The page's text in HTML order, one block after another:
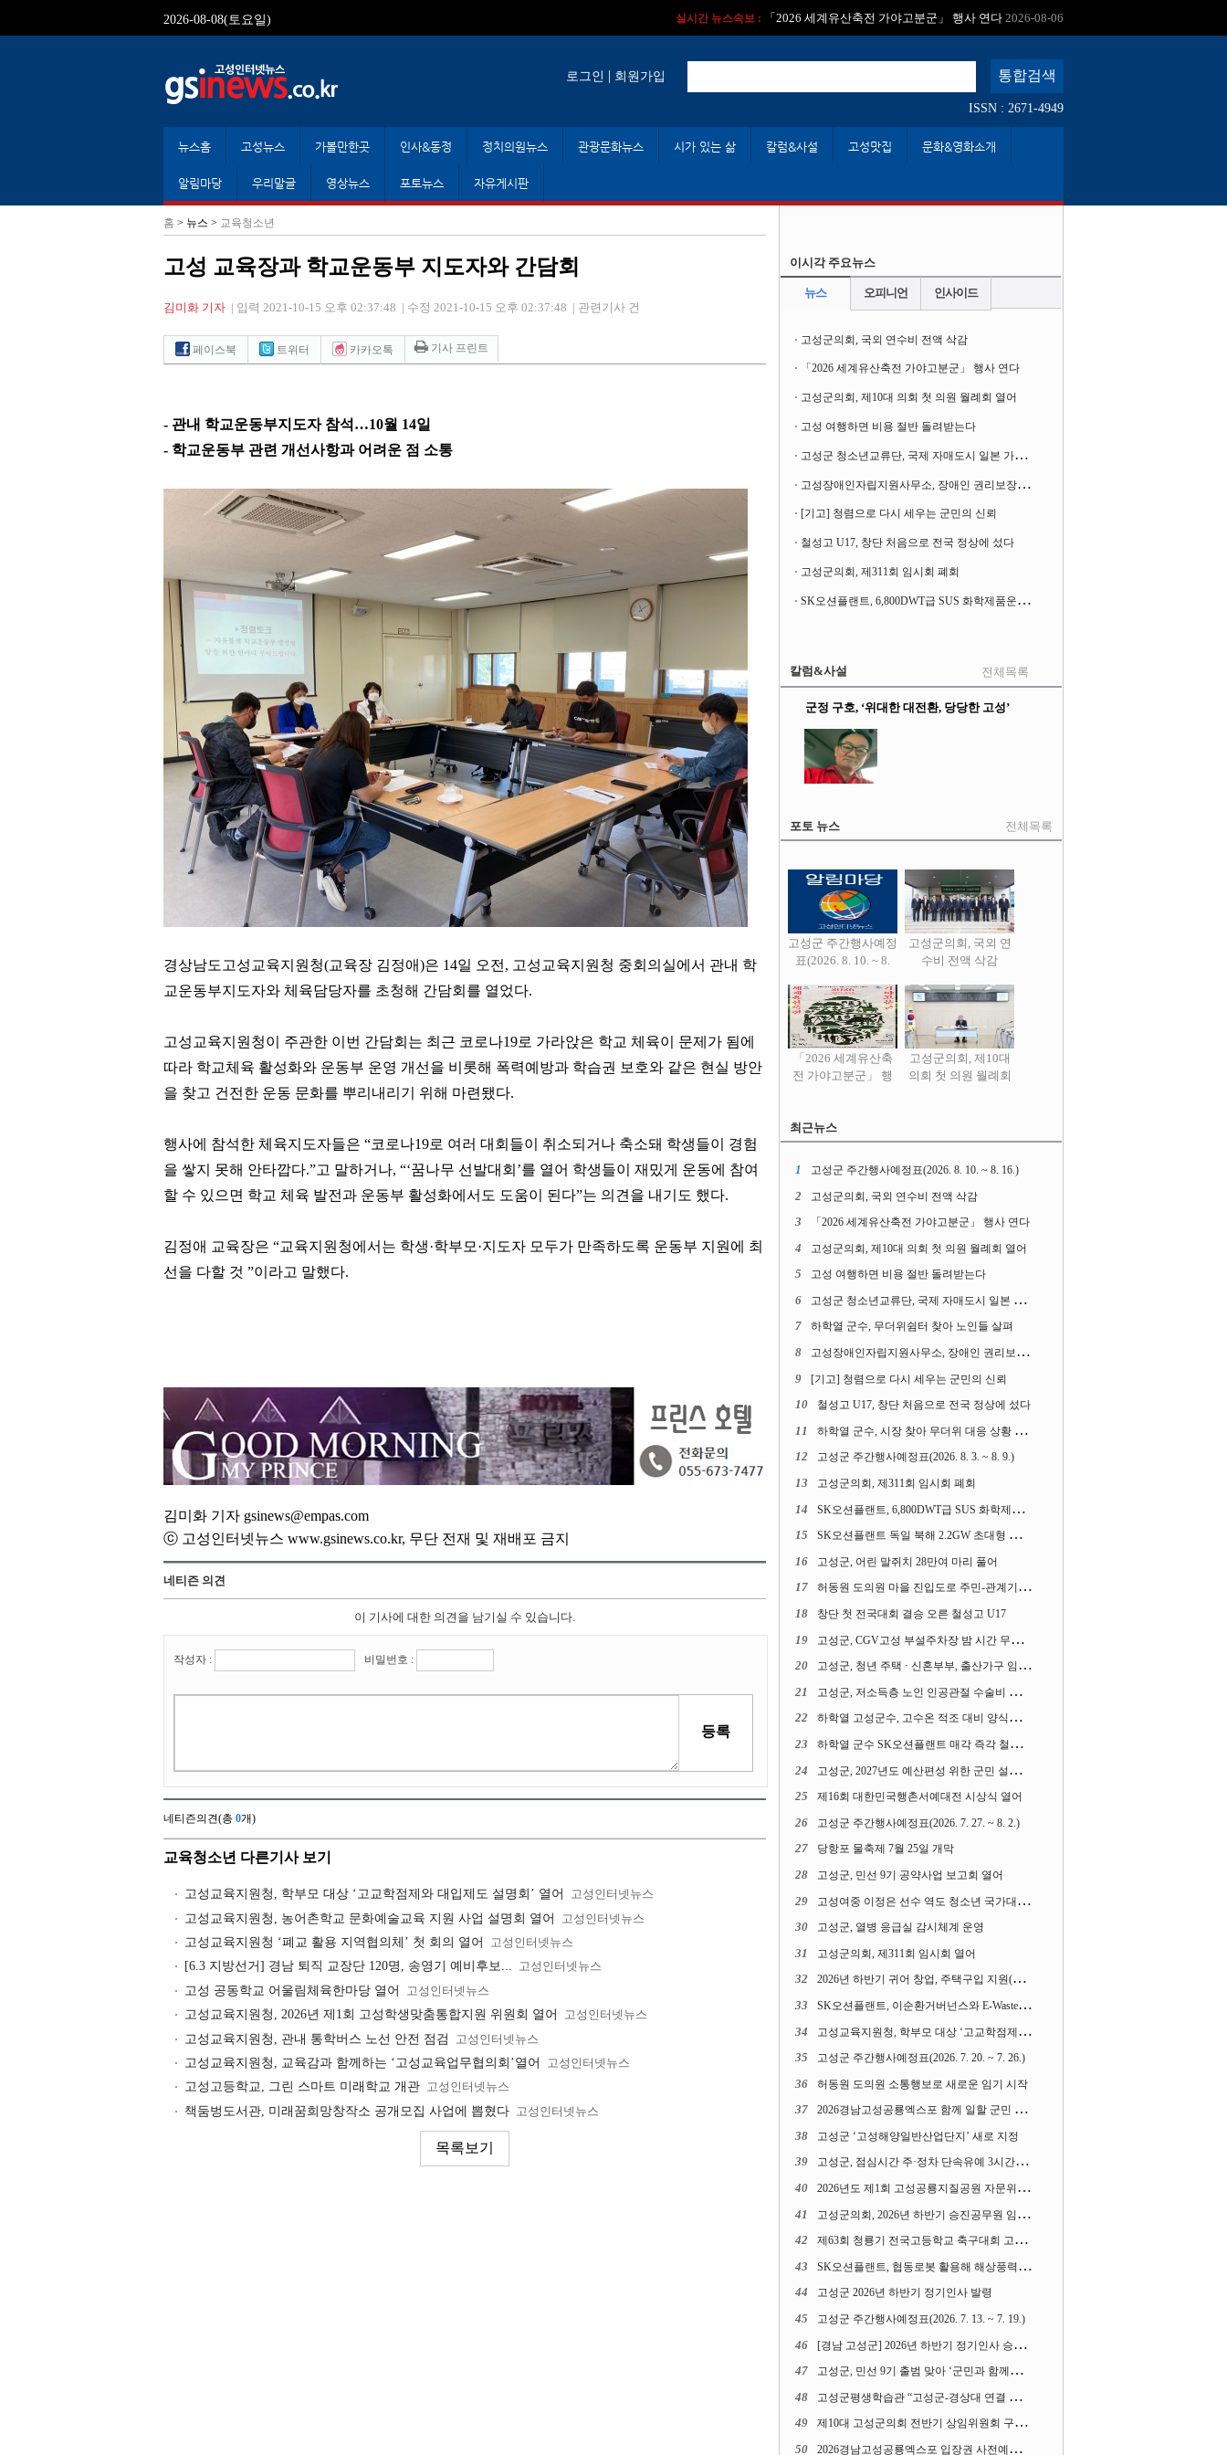
2026-08-08(토요일) 실시간 뉴스속보 : 「2026 세계유산축전 가야고분군」 행사 연다 2026-08-06
로그인 | 회원가입
ISSN : 2671-4949
뉴스홈 고성뉴스 가볼만한곳 인사&동정 정치의원뉴스 관광문화뉴스 시가 있는 삶 칼럼&사설 고성맛집 문화&영화소개
알림마당 우리말글 영상뉴스 포토뉴스 자유게시판
홈 > 뉴스 > 교육청소년
고성 교육장과 학교운동부 지도자와 간담회
김미화 기자 입력 2021-10-15 오후 02:37:48 수정 2021-10-15 오후 02:37:48 관련기사 건
페이스북 트위터 카카오톡 기사 프린트
- 관내 학교운동부지도자 참석 …10월 14일
- 학교운동부 관련 개선사항과 어려운 점 소통
경상남도고성교육지원청(교육장 김정애)은 14일 오전 , 고성교육지원청 중회의실에서 관내 학
교운동부지도자와 체육담당자를 초청해 간담회를 열었다.
고성교육지원청이 주관한 이번 간담회는 최근 코로나19로 가라앉은 학교 체육이 문제가 됨에
따라 학교체육 활성화와 운동부 운영 개선을 비롯해 폭력예방과 학습권 보호와 같은 현실 방안
을 찾고 건전한 운동 문화를 뿌리내리기 위해 마련됐다.
행사에 참석한 체육지도자들은 “코로나19로 여러 대회들이 취소되거나 축소돼 학생들이 경험
을 쌓지 못해 안타깝다.”고 말하거나, “‘꿈나무 선발대회 ’를 열어 학생들이 재밌게 운동에 참여
할 수 있으면 학교 체육 발전과 운동부 활성화에서도 도움이 된다”는 의견을 내기도 했다.
김정애 교육장은 “교육지원청에서는 학생·학부모 ·지도자 모두가 만족하도록 운동부 지원에 최
선을 다할 것 ”이라고 말했다.
김미화 기자 gsinews@empas.com
ⓒ 고성인터넷뉴스 www.gsinews.co.kr, 무단 전재 및 재배포 금지
네티즌 의견
이 기사에 대한 의견을 남기실 수 있습니다.
작성자 : 비밀번호 :
네티즌의견(총 0개)
교육청소년 다른기사 보기
고성교육지원청, 학부모 대상 ‘고교학점제와 대입제도 설명회’ 열어
고성인터넷뉴스
고성교육지원청, 농어촌학교 문화예술교육 지원 사업 설명회 열어
고성인터넷뉴스
고성교육지원청 ‘폐교 활용 지역협의체’ 첫 회의 열어
고성인터넷뉴스
[6.3 지방선거] 경남 퇴직 교장단 120명, 송영기 예비후보... 고성인터넷뉴스
고성 공동학교 어울림체육한마당 열어
고성인터넷뉴스
고성교육지원청, 2026년 제1회 고성학생맞춤통합지원 위원회 열어
고성인터넷뉴스
고성교육지원청, 관내 통학버스 노선 안전 점검
고성인터넷뉴스
고성교육지원청, 교육감과 함께하는 ‘고성교육업무협의회’열어
고성인터넷뉴스
고성고등학교, 그린 스마트 미래학교 개관 고성인터넷뉴스
책둠벙도서관, 미래꿈희망창작소 공개모집 사업에 뽑혔다 고성인터넷뉴스
이시각 주요뉴스
뉴스 오피니언 인사이드
고성군의회, 국외 연수비 전액 삭감
「2026 세계유산축전 가야고분군」 행사 연다
고성군의회, 제10대 의회 첫 의원 월례회 열어
고성 여행하면 비용 절반 돌려받는다
고
성군 청소년교류단, 국제 자매도시 일본 가사오카시 찾아
고
성장애인자립지원사무소, 장애인 권리보장 촉구 1인 시위 벌여
[기고] 청렴으로 다시 세우는 군민의 신뢰
철성고 U17, 창단 처음으로 전국 정상에 섰다
고성군의회, 제311회 임시회 폐회
S
K오션플랜트, 6,800DWT급 SUS 화학제품운반선 2척 수주
칼럼&사설 전체목록
군정 구호, ‘위대한 대전환, 당당한 고성’
포토 뉴스 전체목록
고성군 주간행사예정
표(2026. 8. 10. ~ 8.
고성군의회, 국외 연
수비 전액 삭감
「2026 세계유산축
전 가야고분군」 행
고성군의회, 제10대
의회 첫 의원 월례회
최근뉴스
1 고성군 주간행사예정표(2026. 8. 10. ~ 8. 16.)
2 고성군의회, 국외 연수비 전액 삭감
3 「2026 세계유산축전 가야고분군」 행사 연다
4 고성군의회, 제10대 의회 첫 의원 월례회 열어
5 고성 여행하면 비용 절반 돌려받는다
6 고성군 청소년교류단, 국제 자매도시 일본 가사오카시 찾아
7 하학열 군수, 무더위쉼터 찾아 노인들 살펴
8 고성장애인자립지원사무소, 장애인 권리보장 촉구 1인 시위 벌여
9 [기고] 청렴으로 다시 세우는 군민의 신뢰
10 철성고 U17, 창단 처음으로 전국 정상에 섰다
11 하학열 군수, 시장 찾아 무더위 대응 상황 살펴
12 고성군 주간행사예정표(2026. 8. 3. ~ 8. 9.)
13 고성군의회, 제311회 임시회 폐회
14 SK오션플랜트, 6,800DWT급 SUS 화학제품운반선 2척 수주
15 SK오션플랜트 독일 북해 2.2GW 초대형 해상변전소 하부구조물 수주
16 고성군, 어린 말쥐치 28만여 마리 풀어
17 허동원 도의원 마을 진입도로 주민-관계기관과 함께 간담회 열어
18 창단 첫 전국대회 결승 오른 철성고 U17
19 고성군, CGV고성 부설주차장 밤 시간 무료 개방한다
20 고성군, 청년 주택 · 신혼부부, 출산가구 임차보증금 대출이자 지원사업 시행
21 고성군, 저소득층 노인 인공관절 수술비 지원사업 계속 추진
22 하학열 고성군수, 고수온 적조 대비 양식장 현장점검
23 하학열 군수 SK오션플랜트 매각 즉각 철회 촉구 기자회견 열어
24 고성군, 2027년도 예산편성 위한 군민 설문조사 실시
25 제16회 대한민국행촌서예대전 시상식 열어
26 고성군 주간행사예정표(2026. 7. 27. ~ 8. 2.)
27 당항포 물축제 7월 25일 개막
28 고성군, 민선 9기 공약사업 보고회 열어
29 고성여중 이정은 선수 역도 청소년 국가대표에 뽑혀
30 고성군, 열병 응급실 감시체계 운영
31 고성군의회, 제311회 임시회 열어
32 2026년 하반기 귀어 창업, 주택구입 지원(융자) 사업대상자 모집
33 SK오션플랜트, 이순환거버넌스와 E-Waste Zero 업무협약
34 고성교육지원청, 학부모 대상 ‘고교학점제와 대입제도 설명회’ 열어
35 고성군 주간행사예정표(2026. 7. 20. ~ 7. 26.)
36 허동원 도의원 소통행보로 새로운 임기 시작
37 2026경남고성공룡엑스포 함께 일할 군민 모집
38 고성군 ‘고성해양일반산업단지’ 새로 지정
39 고성군, 점심시간 주·정차 단속유예 3시간으로 확대
40 2026년도 제1회 고성공룡지질공원 자문위원회 열어
41 고성군의회, 2026년 하반기 승진공무원 임용장 수여
42 제63회 청룡기 전국고등학교 축구대회 고성서 열린다
43 SK오션플랜트, 협동로봇 활용해 해상풍력 생산 혁신 속도 낸다
44 고성군 2026년 하반기 정기인사 발령
45 고성군 주간행사예정표(2026. 7. 13. ~ 7. 19.)
46 [경남 고성군] 2026년 하반기 정기인사 승진심사 결과
47 고성군, 민선 9기 출범 맞아 ‘군민과 함께하는 대전환 소통간담회’ 열어
48 고성군평생학습관 “고성군-경상대 연결 평생교육” 운영
49 제10대 고성군의회 전반기 상임위원회 구성 완료
50 2026경남고성공룡엑스포 입장권 사전예매 시작